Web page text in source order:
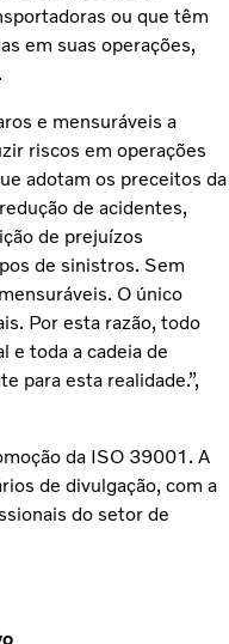
ou que têm
em suas operações,
e mensuráveis a
riscos em operações
adotam os preceitos da
de acidentes,
de prejuízos
de sinistros. Sem
O único
Por esta razão, todo
e toda a cadeia de
para esta realidade.”,
da ISO 39001. A
de divulgação, com a
do setor de